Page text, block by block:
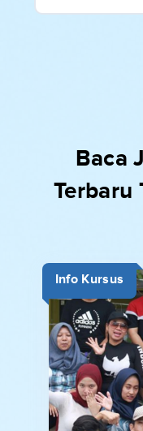
Baca
Terbaru
Info Kursus